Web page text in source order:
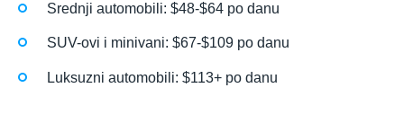
Srednji automobili: $48-$64 po danu
SUV-ovi i minivani: $67-$109 po danu
Luksuzni automobili: $113+ po danu